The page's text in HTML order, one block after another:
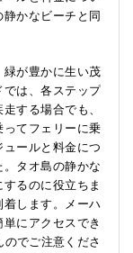
かなビーチと同
緑が豊かに生い茂
では、各ステップ
する場合でも、
ってフェリーに乗
ールと料金につ
タオ島の静かな
るのに役立ちま
します。メーハ
にアクセスでき
のでご注意くださ